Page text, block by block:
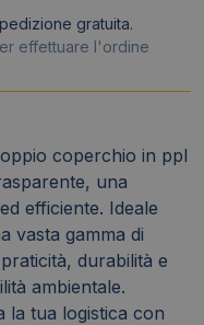
gratuita.
effettuare l'ordine
coperchio in ppl
una
efficiente. Ideale
vasta gamma di
durabilità e
ambientale.
la tua logistica con